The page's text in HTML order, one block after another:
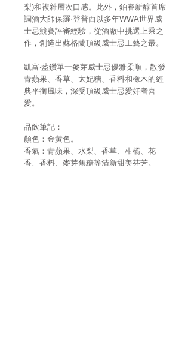
梨)和複雜層次口感。此外，鉑睿新醇首席
調酒大師保羅·登普西以多年WWA世界威
士忌競賽評審經驗，從酒廠中挑選上乘之
作，創造出蘇格蘭頂級威士忌工藝之最。
凱富‧藍鑽單一麥芽威士忌優雅柔順，散發
青蘋果、香草、太妃糖、香料和橡木的經
典平衡風味，深受頂級威士忌愛好者喜
愛。
品飲筆記：
顏色：金黃色。
香氣：青蘋果、水梨、香草、柑橘、花
香、香料、麥芽焦糖等清新甜美芬芳。